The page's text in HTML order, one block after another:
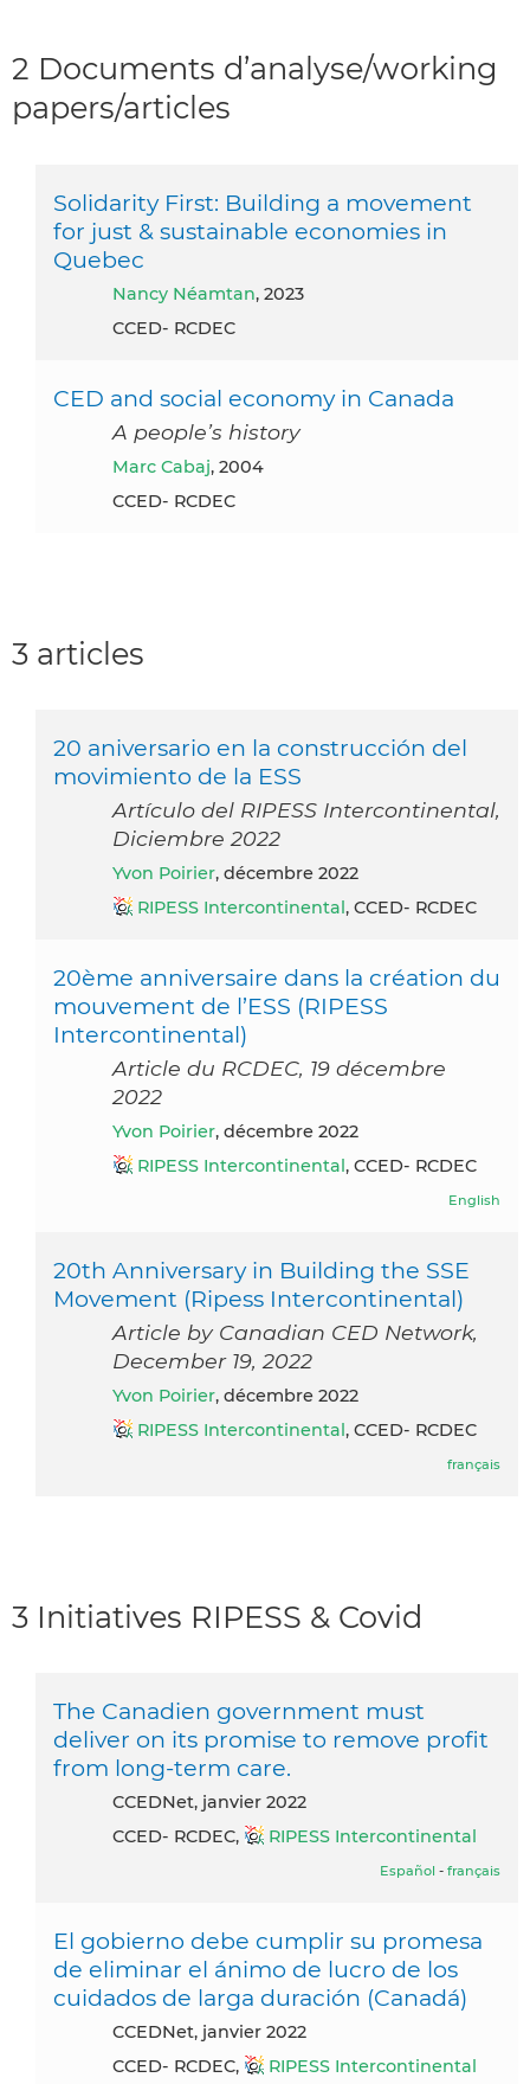
2 Documents d’analyse/working
papers/articles
Solidarity First: Building a movement
for just & sustainable economies in
Quebec
Nancy Néamtan, 2023
CCED- RCDEC
CED and social economy in Canada
A people’s history
Marc Cabaj, 2004
CCED- RCDEC
3 articles
20 aniversario en la construcción del
movimiento de la ESS
Artículo del RIPESS Intercontinental,
Diciembre 2022
Yvon Poirier, décembre 2022
RIPESS Intercontinental, CCED- RCDEC
20ème anniversaire dans la création du
mouvement de l’ESS (RIPESS
Intercontinental)
Article du RCDEC, 19 décembre
2022
Yvon Poirier, décembre 2022
RIPESS Intercontinental, CCED- RCDEC
English
20th Anniversary in Building the SSE
Movement (Ripess Intercontinental)
Article by Canadian CED Network,
December 19, 2022
Yvon Poirier, décembre 2022
RIPESS Intercontinental, CCED- RCDEC
français
3 Initiatives RIPESS & Covid
The Canadien government must
deliver on its promise to remove profit
from long-term care.
CCEDNet, janvier 2022
CCED- RCDEC,
RIPESS Intercontinental
Español - français
El gobierno debe cumplir su promesa
de eliminar el ánimo de lucro de los
cuidados de larga duración (Canadá)
CCEDNet, janvier 2022
CCED- RCDEC,
RIPESS Intercontinental